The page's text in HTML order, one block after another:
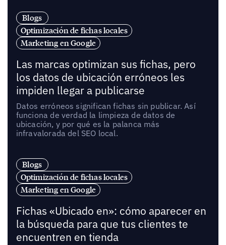
Blogs
Optimización de fichas locales
Marketing en Google
Las marcas optimizan sus fichas, pero
los datos de ubicación erróneos les
impiden llegar a publicarse
Datos erróneos significan fichas sin publicar. Así
funciona de verdad la limpieza de datos de
ubicación, y por qué es la palanca más
infravalorada del SEO local.
Blogs
Optimización de fichas locales
Marketing en Google
Fichas «Ubicado en»: cómo aparecer en
la búsqueda para que tus clientes te
encuentren en tienda